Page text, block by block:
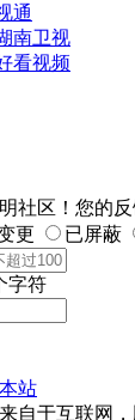
通
南卫视
看视频
社区！您的反
更 已屏蔽
字符
站
自于互联网